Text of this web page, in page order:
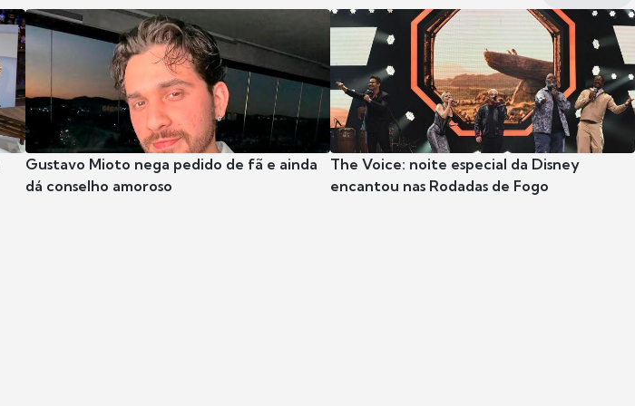
Gustavo Mioto nega pedido de fã e ainda
dá conselho amoroso
The Voice: noite especial da Disney
encantou nas Rodadas de Fogo